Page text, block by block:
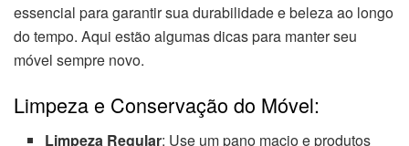
essencial para garantir sua durabilidade e beleza ao longo
do tempo. Aqui estão algumas dicas para manter seu
móvel sempre novo.
Limpeza e Conservação do Móvel:
Limpeza Regular: Use um pano macio e produtos